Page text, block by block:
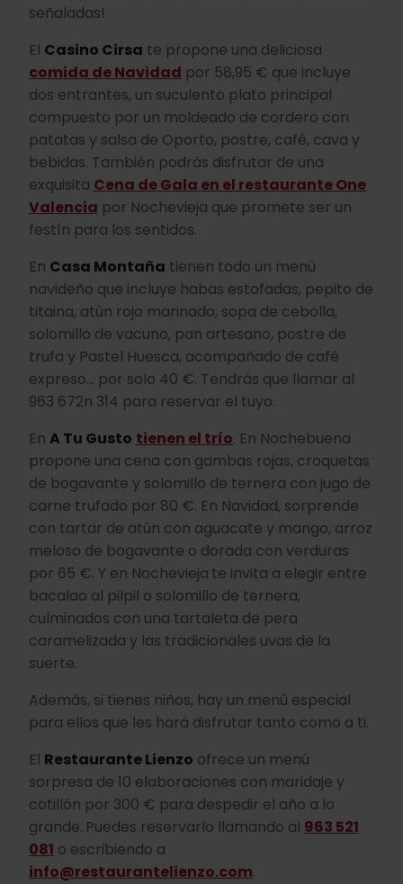
señaladas!
El Casino Cirsa te propone una deliciosa
comida de Navidad por 58,95 € que incluye
dos entrantes, un suculento plato principal
compuesto por un moldeado de cordero con
patatas y salsa de Oporto, postre, café, cava y
bebidas. También podrás disfrutar de una
exquisita Cena de Gala en el restaurante One
Valencia por Nochevieja que promete ser un
festín para los sentidos.
En Casa Montaña tienen todo un menú
navideño que incluye habas estofadas, pepito de
titaina, atún rojo marinado, sopa de cebolla,
solomillo de vacuno, pan artesano, postre de
trufa y Pastel Huesca, acompañado de café
expreso... por solo 40 €. Tendrás que llamar al
963 672n 314 para reservar el tuyo.
En A Tu Gusto tienen el trío. En Nochebuena
propone una cena con gambas rojas, croquetas
de bogavante y solomillo de ternera con jugo de
carne trufado por 80 €. En Navidad, sorprende
con tartar de atún con aguacate y mango, arroz
meloso de bogavante o dorada con verduras
por 65 €. Y en Nochevieja te invita a elegir entre
bacalao al pilpil o solomillo de ternera,
culminados con una tartaleta de pera
caramelizada y las tradicionales uvas de la
suerte.
Además, si tienes niños, hay un menú especial
para ellos que les hará disfrutar tanto como a ti.
El RestauranteLienzo ofrece un menú
sorpresa de 10 elaboraciones con maridaje y
cotillón por 300 € para despedir el año a lo
grande. Puedes reservarlo llamando al 963 521
081 o escribiendo a
info@restaurantelienzo.com.